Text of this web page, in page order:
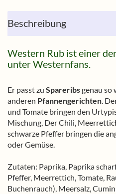
Beschreibung
Western Rub ist einer
unter Westernfans.
Er passt zu Spareribsgenau so
anderen Pfannengerichten.
und Tomate bringen den
Mischung, Der Chili,
schwarze Pfeffer bringen die
oder Gemüse.
Zutaten: Paprika, Paprika
Pfeffer, Meerrettich, Tomate,
Buchenrauch), Meersalz,